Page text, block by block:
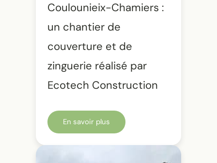
Coulounieix-Chamiers :
un chantier de
couverture et de
zinguerie réalisé par
Ecotech Construction
En savoir plus